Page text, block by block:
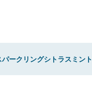
ークリングシトラスミント